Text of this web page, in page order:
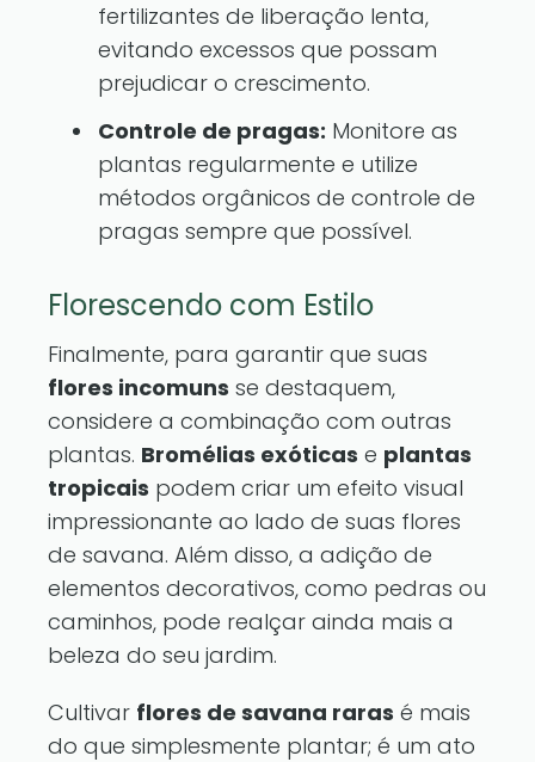
fertilizantes de liberação lenta,
evitando excessos que possam
prejudicar o crescimento.
Controle de pragas: Monitore as
plantas regularmente e utilize
métodos orgânicos de controle de
pragas sempre que possível.
Florescendo com Estilo
Finalmente, para garantir que suas
flores incomuns se destaquem,
considere a combinação com outras
plantas. Bromélias exóticas e plantas
tropicais podem criar um efeito visual
impressionante ao lado de suas flores
de savana. Além disso, a adição de
elementos decorativos, como pedras ou
caminhos, pode realçar ainda mais a
beleza do seu jardim.
Cultivar flores de savana raras é mais
do que simplesmente plantar; é um ato